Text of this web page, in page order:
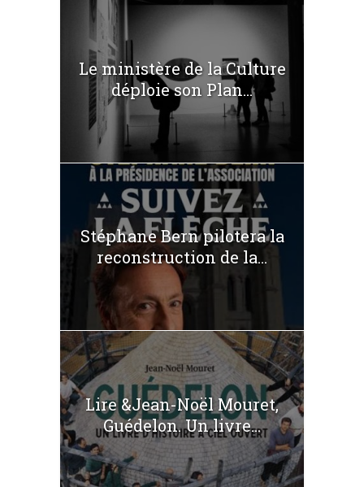
Le ministère de la Culture
déploie son Plan...
Stéphane Bern pilotera la
reconstruction de la...
Lire &Jean-Noël Mouret,
Guédelon. Un livre...